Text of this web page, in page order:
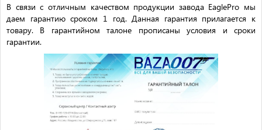
В связи с отличным качеством продукции завода EaglePro мы
даем гарантию сроком 1 год. Данная гарантия прилагается к
товару. В гарантийном талоне прописаны условия и сроки
гарантии.